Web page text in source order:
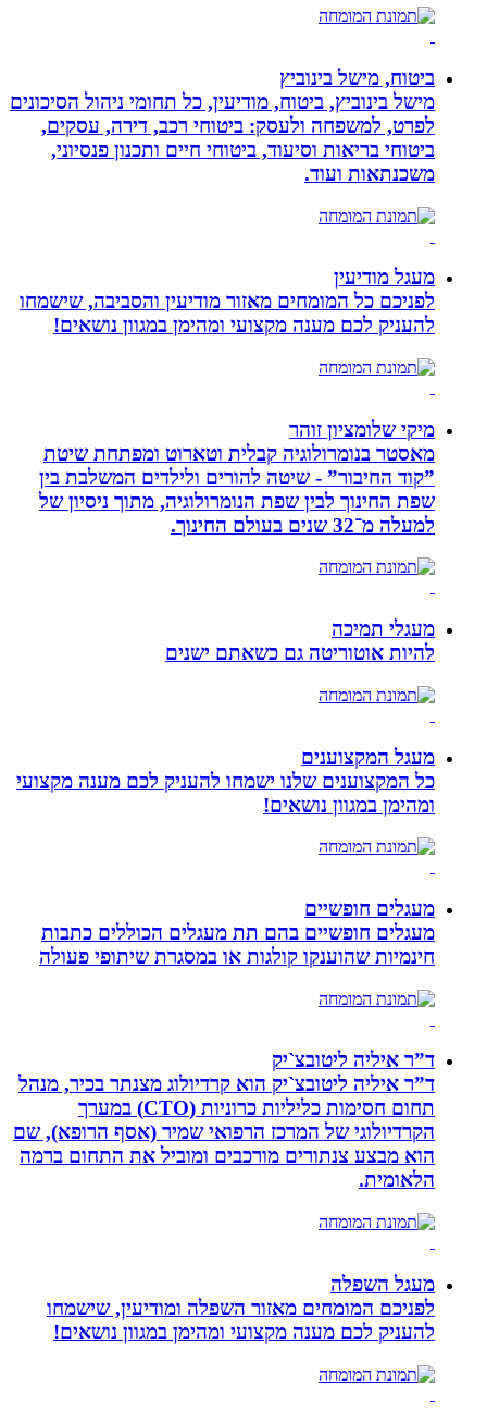
ביטוח, מישל בינוביץ
מישל בינוביץ, ביטוח, מודיעין, כל תחומי ניהול הסיכונים
לפרט, למשפחה ולעסק: ביטוחי רכב, דירה, עסקים,
ביטוחי בריאות וסיעוד, ביטוחי חיים ותכנון פנסיוני,
משכנתאות ועוד.
מעגל מודיעין
לפניכם כל המומחים מאזור מודיעין והסביבה, שישמחו
להעניק לכם מענה מקצועי ומהימן במגוון נושאים!
מיקי שלומציון זוהר
מאסטר בנומרולוגיה קבלית וטארוט ומפתחת שיטת
”קוד החיבור” - שיטה להורים ולילדים המשלבת בין
שפת החינוך לבין שפת הנומרולוגיה, מתוך ניסיון של
למעלה מ־32 שנים בעולם החינוך.
מעגלי תמיכה
להיות אוטוריטה גם כשאתם ישנים
מעגל המקצוענים
כל המקצוענים שלנו ישמחו להעניק לכם מענה מקצועי
ומהימן במגוון נושאים!
מעגלים חופשיים
מעגלים חופשיים בהם תת מעגלים הכוללים כתבות
חינמיות שהוענקו קולגות או במסגרת שיתופי פעולה
ד”ר איליה ליטובצ`יק
ד”ר איליה ליטובצ`יק הוא קרדיולוג מצנתר בכיר, מנהל
תחום חסימות כליליות כרוניות (CTO) במערך
הקרדיולוגי של המרכז הרפואי שמיר (אסף הרופא), שם
הוא מבצע צנתורים מורכבים ומוביל את התחום ברמה
הלאומית.
מעגל השפלה
לפניכם המומחים מאזור השפלה ומודיעין, שישמחו
להעניק לכם מענה מקצועי ומהימן במגוון נושאים!